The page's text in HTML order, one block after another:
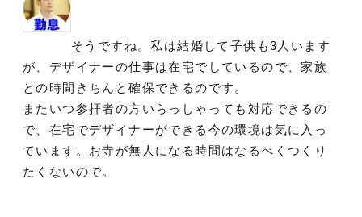
そうですね。私は結婚して子供も3人います
が、デザイナーの仕事は在宅でしているので、家族
との時間きちんと確保できるのです。
またいつ参拝者の方いらっしゃっても対応できるの
で、在宅でデザイナーができる今の環境は気に入っ
ています。お寺が無人になる時間はなるべくつくり
たくないので。